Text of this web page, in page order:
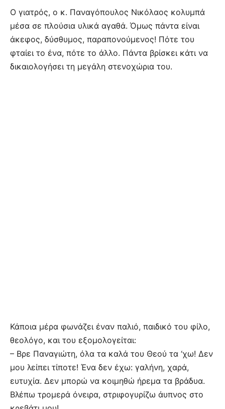
Ο γιατρός, ο κ. Παναγόπουλος Νικόλαος κολυμπά
μέσα σε πλούσια υλικά αγαθά. Όμως πάντα είναι
άκεφος, δύσθυμος, παραπονούμενος! Πότε του
φταίει το ένα, πότε το άλλο. Πάντα βρίσκει κάτι να
δικαιολογήσει τη μεγάλη στενοχώρια του.
Κάποια μέρα φωνάζει έναν παλιό, παιδικό του φίλο,
θεολόγο, και του εξομολογείται:
– Βρε Παναγιώτη, όλα τα καλά του Θεού τα ‘χω! Δεν
μου λείπει τίποτε! Ένα δεν έχω: γαλήνη, χαρά,
ευτυχία. Δεν μπορώ να κοιμηθώ ήρεμα τα βράδυα.
Βλέπω τρομερά όνειρα, στριφογυρίζω άυπνος στο